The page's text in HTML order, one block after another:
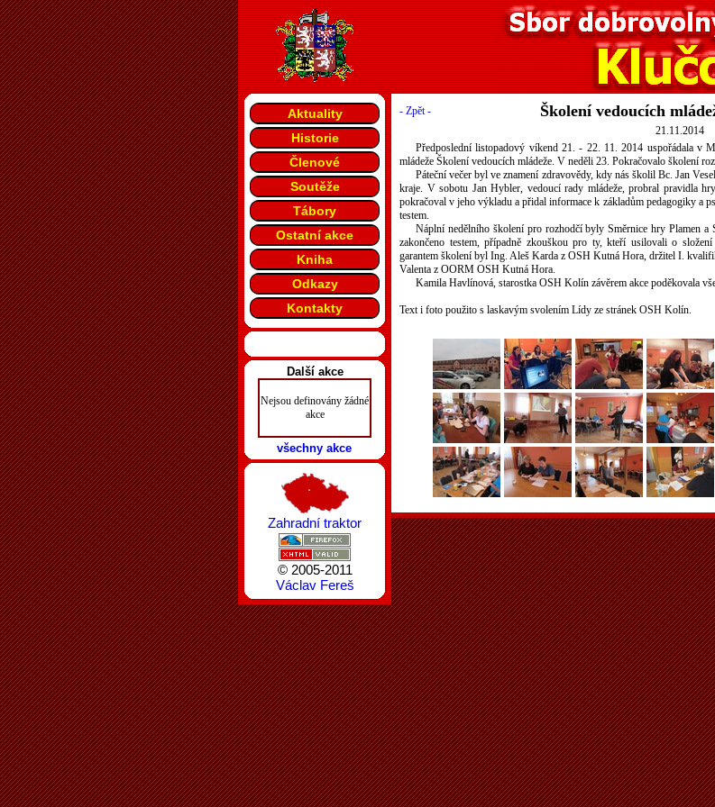
- Zpět - Školení vedoucích
21.11.2014
Předposlední listopadový víkend 21. - 22. 11. 2014 uspořádala v
mládeže Školení vedoucích mládeže. V neděli 23. Pokračovalo školení
Páteční večer byl ve znamení zdravovědy, kdy nás školil Bc. Jan
kraje. V sobotu Jan Hybler, vedoucí rady mládeže, probral pravidla
pokračoval v jeho výkladu a přidal informace k základům pedagogiky a
testem.
Náplní nedělního školení pro rozhodčí byly Směrnice hry Plamen
zakončeno testem, případně zkouškou pro ty, kteří usilovali o
garantem školení byl Ing. Aleš Karda z OSH Kutná Hora, držitel I.
Valenta z OORM OSH Kutná Hora.
Kamila Havlínová, starostka OSH Kolín závěrem akce poděkovala
Text i foto použito s laskavým svolením Lídy ze stránek OSH Kolín.
Aktuality
Historie
Členové
Soutěže
Tábory
Ostatní akce
Kniha
Odkazy
Kontakty
Další akce
Nejsou definovány žádné
akce
všechny akce
Zahradní traktor
© 2005-2011
Václav Fereš